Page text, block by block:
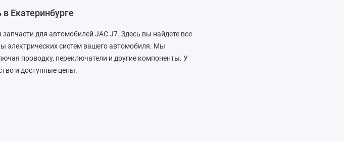
Екатеринбурге
для автомобилей JAC J7. Здесь вы найдете все
электрических систем вашего автомобиля. Мы
проводку, переключатели и другие компоненты. У
и доступные цены.